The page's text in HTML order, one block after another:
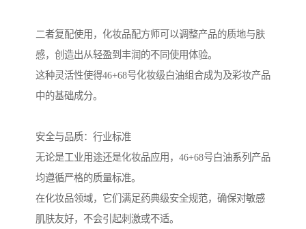
二者复配使用，化妆品配方师可以调整产品的质地与肤
感，创造出从轻盈到丰润的不同使用体验。
这种灵活性使得46+68号化妆级白油组合成为及彩妆产品
中的基础成分。
安全与品质：行业标准
无论是工业用途还是化妆品应用，46+68号白油系列产品
均遵循严格的质量标准。
在化妆品领域，它们满足药典级安全规范，确保对敏感
肌肤友好，不会引起刺激或不适。